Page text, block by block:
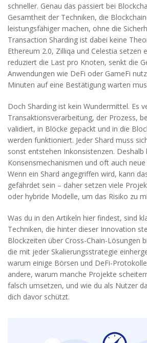
schneller. Genau das passiert bei
Gesamtheit der Techniken, die
leistungsfähiger machen, ohne die
Transaction Sharding ist dabei keine
Ethereum 2.0, Zilliqa und Celestia setzen
reduziert die Last pro Knoten, senkt die
Anwendungen wie DeFi oder GameFi
Minuten auf eine Bestätigung warten
Doch Sharding ist kein Wundermittel. Es
Transaktionsverarbeitung, der Prozess,
validiert, in Blöcke gepackt und in die
werden funktioniert. Jeder Shard muss
sonst entstehen Inkonsistenzen. Deshalb
Konsensmechanismen und oft auch
Wenn ein Shard angegriffen wird, kann
gefährdet sein – daher setzen viele
oder hybride Modelle, um das Risiko zu
Was du in den Artikeln hier findest, sind
Techniken, die hinter dieser Innovation
Blockzeiten über Cross-Chain-Lösungen
die mit jeder Skalierungsstrategie
warum einige Börsen und DeFi-
andere, warum manche Projekte
falsch umsetzen, und wie du als Nutzer
dich davor schützt.